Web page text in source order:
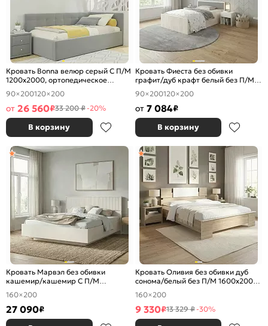
Кровать Bonna велюр серый С П/М
1200x2000, ортопедическое
основание, изголовье мягкое
90×200120×200
от 26 560₽33 200 ₽-20%
В корзину
Кровать Фиеста без обивки
графит/дуб крафт белый без П/М
1200x2000, изголовье жесткое
90×200120×200
от 7 084₽
В корзину
Кровать Марвэл без обивки
кашемир/кашемир С П/М
1600x2000, ортопедическое
основание, изголовье жесткое
160×200
27 090₽
Кровать Оливия без обивки дуб
сонома/белый без П/М 1600x2000,
изголовье жесткое
160×200
9 330₽13 329 ₽-30%